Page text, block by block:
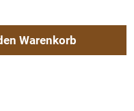
oder benutze die Schaltflächen
Warenkorb